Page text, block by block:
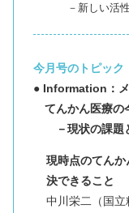
－新しい活性
今月号のトピック
● Information：
てんかん医療の
－現状の課題
現時点のてん
決できること
中川栄二（国立